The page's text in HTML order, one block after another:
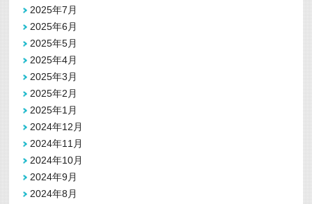
2025年7月
2025年6月
2025年5月
2025年4月
2025年3月
2025年2月
2025年1月
2024年12月
2024年11月
2024年10月
2024年9月
2024年8月